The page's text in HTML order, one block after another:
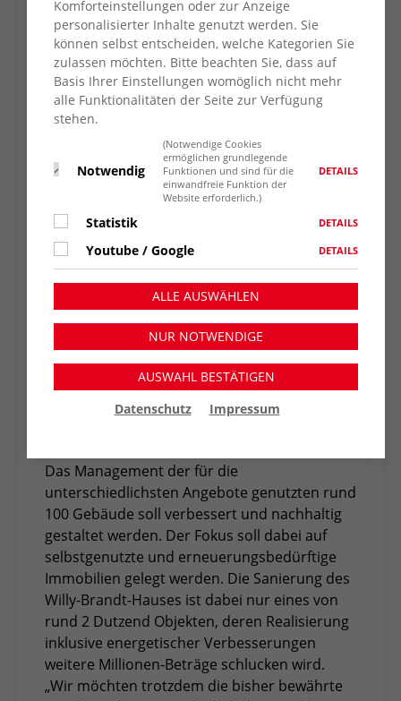
Pflege und Gesundheit im Alter liegt, zeigt
auch die Sanierung des Moerser Willy-Brandt-
Hauses mit einer stolzen Investitionssumme
von vier Millionen Euro. „Die bauliche
Sanierung wird durch ein neues
zahlreiche digitale ‚Helfer‘ wie Robotik,
Sensorik, Telematik und sonstigen
Assistenzsystemen ergänzt“, so Strate-
Nürnberg. „Auch wird die Zahl der
Doppelzimmer drastisch reduziert. So dass
das Haus künftig 96 Betten in 90 Zimmern
statt der bisher 119 Betten anbietet.“ Die
Bauarbeiten sollen noch im ersten Quartal
parallel zum bereits eingeschränkten
Pflegebetrieb starten und dauern etwa ein
Jahr.
Kreisverband künftig in Angriff nehmen
Das Management der für die
unterschiedlichsten Angebote genutzten rund
100 Gebäude soll verbessert und nachhaltig
gestaltet werden. Der Fokus soll dabei auf
selbstgenutzte und erneuerungsbedürftige
Immobilien gelegt werden. Die Sanierung des
Willy-Brandt-Hauses ist dabei nur eines von
rund 2 Dutzend Objekten, deren Realisierung
inklusive energetischer Verbesserungen
weitere Millionen-Beträge schlucken wird.
„Wir möchten trotzdem die bisher bewährte
Komforteinstellungen oder zur Anzeige
personalisierter Inhalte genutzt werden. Sie
können selbst entscheiden, welche Kategorien Sie
zulassen möchten. Bitte beachten Sie, dass auf
Basis Ihrer Einstellungen womöglich nicht mehr
alle Funktionalitäten der Seite zur Verfügung
stehen.
Notwendig
(Notwendige Cookies
ermöglichen grundlegende
Funktionen und sind für die
einwandfreie Funktion der
Website erforderlich.)
DETAILS
Statistik DETAILS
Youtube / Google DETAILS
ALLE AUSWÄHLEN
NUR NOTWENDIGE
AUSWAHL BESTÄTIGEN
Datenschutz
Impressum